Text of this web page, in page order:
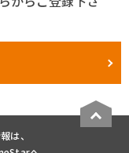
は、